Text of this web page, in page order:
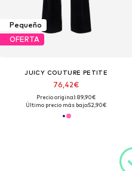
Pequeño
OFERTA
JUICY COUTURE PETITE
76,42€
Precio original: 89,90€
Último precio más bajo:52,90€